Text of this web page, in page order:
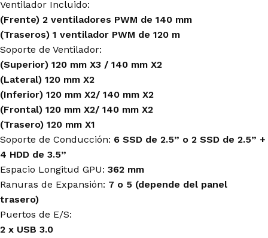
Ventilador Incluido:
(Frente) 2 ventiladores PWM de 140 mm
(Traseros) 1 ventilador PWM de 120 m
Soporte de Ventilador:
(Superior) 120 mm X3 / 140 mm X2
(Lateral) 120 mm X2
(Inferior) 120 mm X2/ 140 mm X2
(Frontal) 120 mm X2/ 140 mm X2
(Trasero) 120 mm X1
Soporte de Conducción: 6 SSD de 2.5” o 2 SSD de 2.5” +
4 HDD de 3.5”
Espacio Longitud GPU: 362 mm
Ranuras de Expansión: 7 o 5 (depende del panel
trasero)
Puertos de E/S:
2 x USB 3.0